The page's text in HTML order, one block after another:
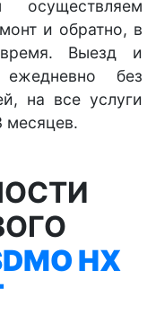
и обратно, в
Выезд и
ежедневно без
на все услуги
месяцев.
HX